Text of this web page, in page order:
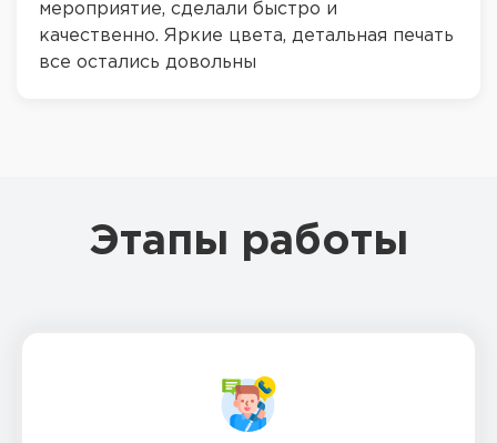
мероприятие, сделали быстро и
качественно. Яркие цвета, детальная печать
все остались довольны
Этапы работы